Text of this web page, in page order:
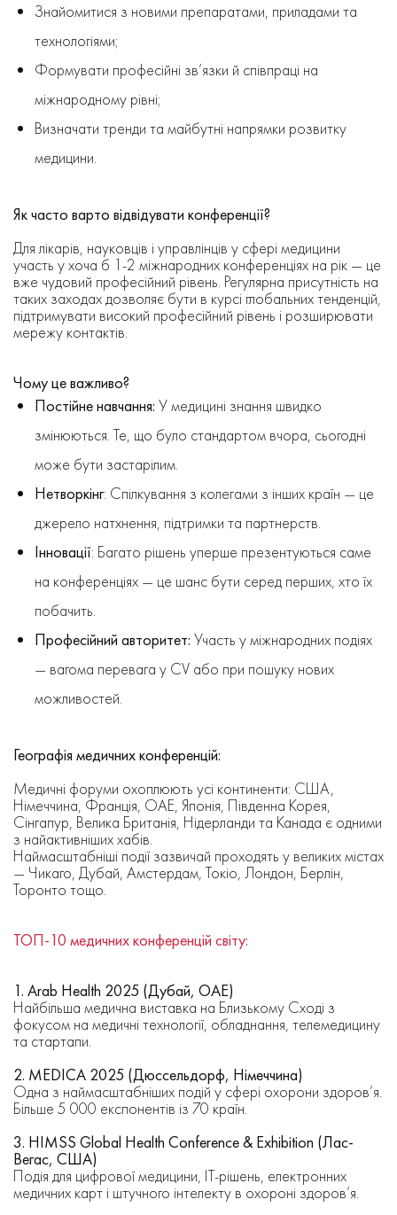
Знайомитися з новими препаратами, приладами та
технологіями;
Формувати професійні зв’язки й співпраці на
міжнародному рівні;
Визначати тренди та майбутні напрямки розвитку
медицини.
Як часто варто відвідувати конференції?
Для лікарів, науковців і управлінців у сфері медицини
участь у хоча б 1-2 міжнародних конференціях на рік — це
вже чудовий професійний рівень. Регулярна присутність на
таких заходах дозволяє бути в курсі глобальних тенденцій,
підтримувати високий професійний рівень і розширювати
мережу контактів.
Чому це важливо?
Постійне навчання: У медицині знання швидко
змінюються. Те, що було стандартом вчора, сьогодні
може бути застарілим.
Нетворкінг: Спілкування з колегами з інших країн — це
джерело натхнення, підтримки та партнерств.
Інновації: Багато рішень уперше презентуються саме
на конференціях — це шанс бути серед перших, хто їх
побачить.
Професійний авторитет: Участь у міжнародних подіях
— вагома перевага у CV або при пошуку нових
можливостей.
Географія медичних конференцій:
Медичні форуми охоплюють усі континенти: США,
Німеччина, Франція, ОАЕ, Японія, Південна Корея,
Сінгапур, Велика Британія, Нідерланди та Канада є одними
з найактивніших хабів.
Наймасштабніші події зазвичай проходять у великих містах
— Чикаго, Дубай, Амстердам, Токіо, Лондон, Берлін,
Торонто тощо.
ТОП-10 медичних конференцій світу:
1. Arab Health 2025 (Дубай, ОАЕ)
Найбільша медична виставка на Близькому Сході з
фокусом на медичні технології, обладнання, телемедицину
та стартапи.
2. MEDICA 2025 (Дюссельдорф, Німеччина)
Одна з наймасштабніших подій у сфері охорони здоров’я.
Більше 5 000 експонентів із 70 країн.
3. HIMSS Global Health Conference & Exhibition (Лас-
Вегас, США)
Подія для цифрової медицини, IT-рішень, електронних
медичних карт і штучного інтелекту в охороні здоров’я.